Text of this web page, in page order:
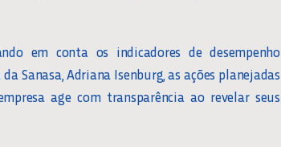
em conta os indicadores de desempenho
Sanasa, Adriana Isenburg, as ações planejadas
age com transparência ao revelar seus